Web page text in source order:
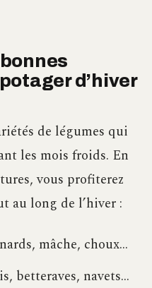
d’hiver
de légumes qui
les mois froids. En
vous profiterez
au long de l’hiver :
mâche, choux…
betteraves, navets…